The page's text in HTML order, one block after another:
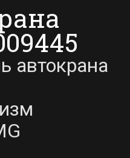
автокрана